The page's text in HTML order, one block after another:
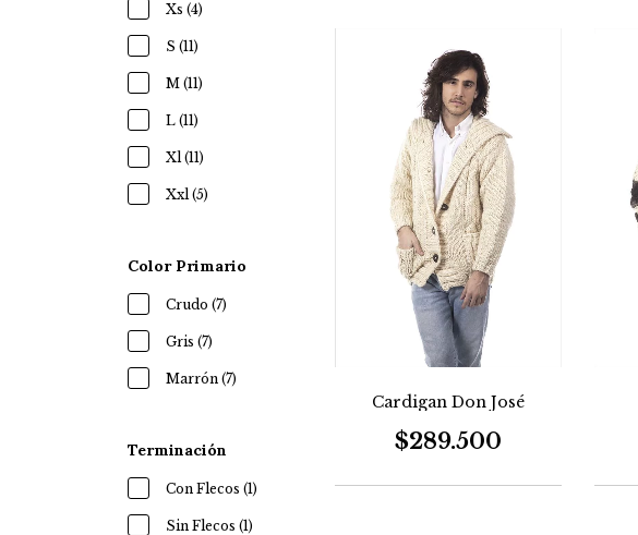
Xs (4)
S (11)
M (11)
L (11)
Xl (11)
Xxl (5)
Color Primario
Crudo (7)
Gris (7)
Marrón (7)
Terminación
Con Flecos (1)
Sin Flecos (1)
Cardigan Don José
$289.500